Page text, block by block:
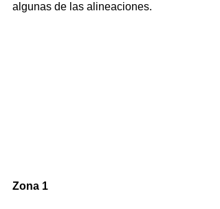
algunas de las alineaciones.
Zona 1